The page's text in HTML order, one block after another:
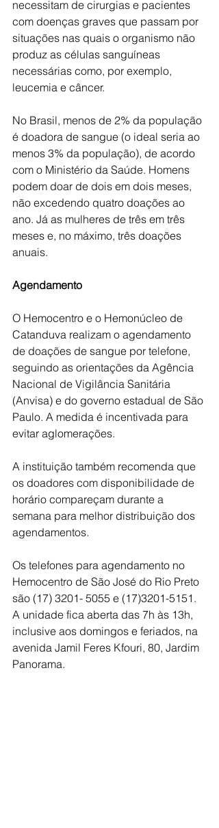
necessitam de cirurgias e pacientes
com doenças graves que passam por
situações nas quais o organismo não
produz as células sanguíneas
necessárias como, por exemplo,
leucemia e câncer.
No Brasil, menos de 2% da população
é doadora de sangue (o ideal seria ao
menos 3% da população), de acordo
com o Ministério da Saúde. Homens
podem doar de dois em dois meses,
não excedendo quatro doações ao
ano. Já as mulheres de três em três
meses e, no máximo, três doações
anuais.
Agendamento
O Hemocentro e o Hemonúcleo de
Catanduva realizam o agendamento
de doações de sangue por telefone,
seguindo as orientações da Agência
Nacional de Vigilância Sanitária
(Anvisa) e do governo estadual de São
Paulo. A medida é incentivada para
evitar aglomerações.
A instituição também recomenda que
os doadores com disponibilidade de
horário compareçam durante a
semana para melhor distribuição dos
agendamentos.
Os telefones para agendamento no
Hemocentro de São José do Rio Preto
são (17) 3201- 5055 e (17)3201-5151.
A unidade fica aberta das 7h às 13h,
inclusive aos domingos e feriados, na
avenida Jamil Feres Kfouri, 80, Jardim
Panorama.